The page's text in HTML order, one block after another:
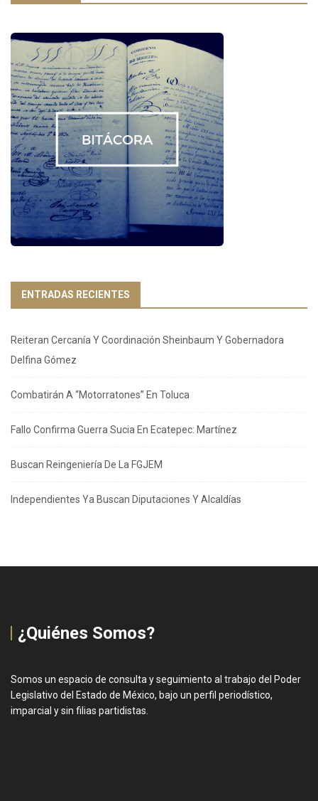
ENTRADAS RECIENTES
Reiteran Cercanía Y Coordinación Sheinbaum Y Gobernadora
Delfina Gómez
Combatirán A “Motorratones” En Toluca
Fallo Confirma Guerra Sucia En Ecatepec: Martínez
Buscan Reingeniería De La FGJEM
Independientes Ya Buscan Diputaciones Y Alcaldías
¿Quiénes Somos?
Somos un espacio de consulta y seguimiento al trabajo del Poder
Legislativo del Estado de México, bajo un perfil periodístico,
imparcial y sin filias partidistas.